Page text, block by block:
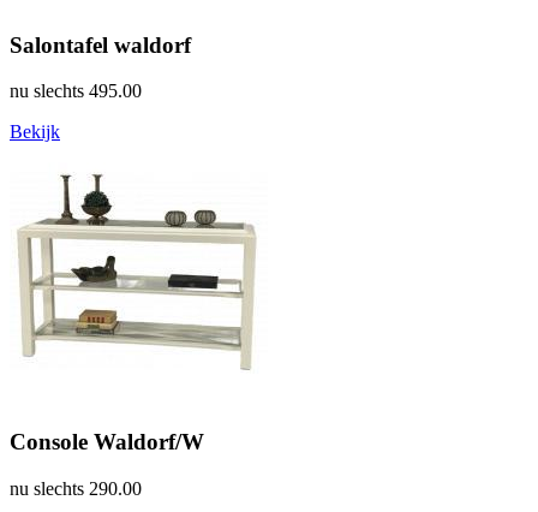
Salontafel waldorf
nu slechts 495.00
Bekijk
Console Waldorf/W
nu slechts 290.00